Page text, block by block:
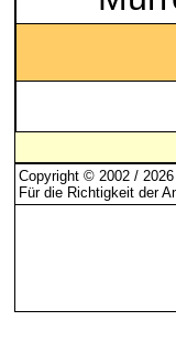
Copyright © 2002 /
Für die Richtigkeit der